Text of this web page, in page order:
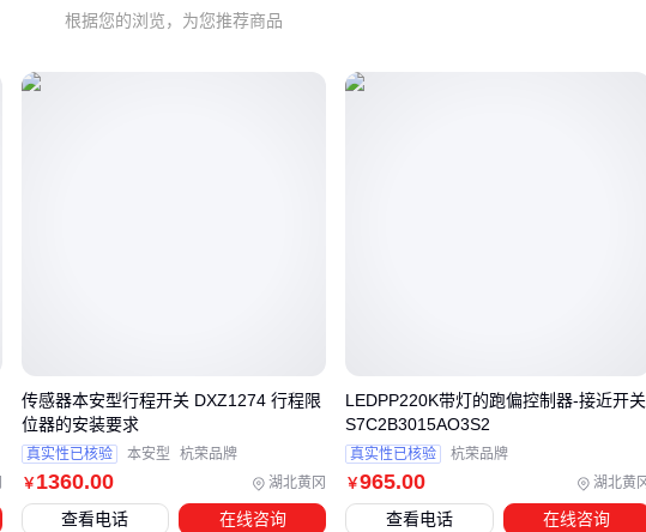
据，后者则更关注发动机转速和油压指标。
板，很可能在后续使用中遭遇功能缺失或兼容性问题。
以冷库作业为例：普通面板在低温下可能出现按键僵硬、显示
屏延迟，而专为低温设计的版本会采用特殊润滑剂和加热元
件，虽然单价更高，但长期维护成本和停机损失反而更低。
建议先用这三个维度锁定候选型号：环境耐受等级、人机交互
根据您的浏览，为您推荐商品
￥ 1360.00 湖北黄冈
传感器本安型行程开关 DXZ1274 行程限
位器的安装要求
真实性已核验 本安型 杭荣品牌
查看电话 在线咨询
￥965.00 湖北黄
LEDPP220K带灯的跑偏控制器-接近开关
S7C2B3015AO3S2
真实性已核验 杭荣品牌
查看电话 在线咨询